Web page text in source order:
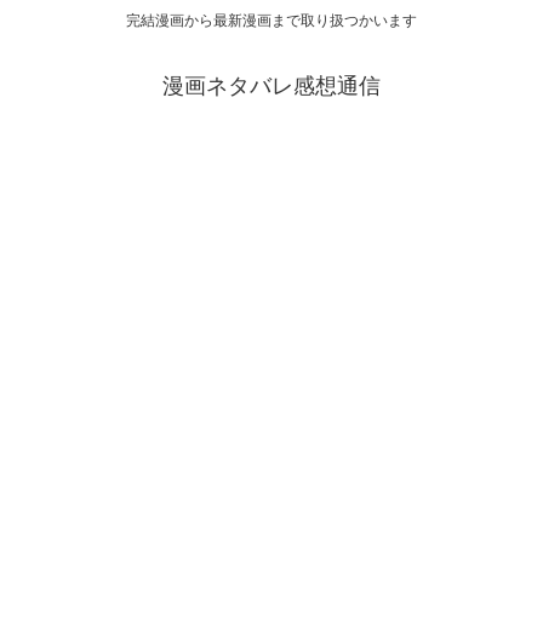
完結漫画から最新漫画まで取り扱つかいます
漫画ネタバレ感想通信